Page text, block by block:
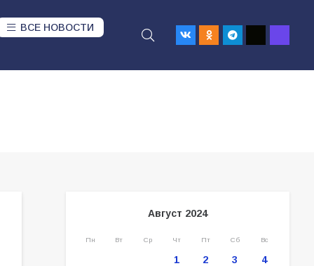
ВСЕ НОВОСТИ
Август 2024
Пн Вт Ср Чт Пт Сб Вс
1 2 3
4